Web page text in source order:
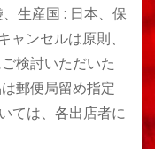
生産国 : 日本、保
ンセルは原則、
検討いただいた
郵便局留め指定
ては、各出店者に